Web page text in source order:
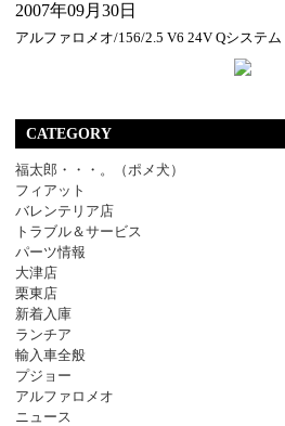
2007年09月30日
アルファロメオ/156/2.5 V6 24V Qシステム
CATEGORY
福太郎・・・。（ポメ犬）
フィアット
バレンテリア店
トラブル＆サービス
パーツ情報
大津店
栗東店
新着入庫
ランチア
輸入車全般
プジョー
アルファロメオ
ニュース